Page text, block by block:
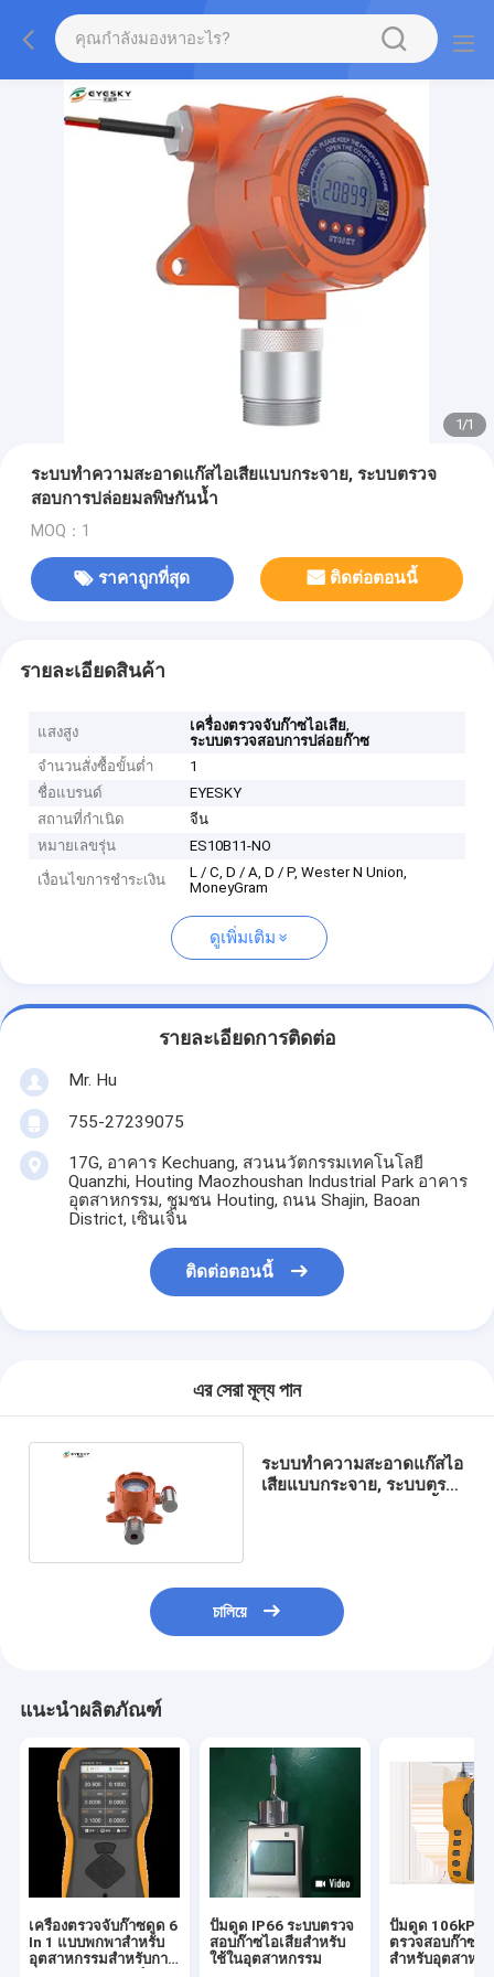
1/1
ระบบทำความสะอาดแก๊สไอเสียแบบกระจาย, ระบบตรวจ
สอบการปล่อยมลพิษกันน้ำ
MOQ：1
ราคาถูกที่สุด ติดต่อตอนนี้
รายละเอียดสินค้า
แสงสูง เครื่องตรวจจับก๊าซไอเสีย,
ระบบตรวจสอบการปล่อยก๊าซ
จำนวนสั่งซื้อขั้นต่ำ
1
ชื่อแบรนด์
EYESKY
สถานที่กำเนิด
จีน
หมายเลขรุ่น
ES10B11-NO
เงื่อนไขการชำระเงิน
L / C, D / A, D / P, Wester N Union,
MoneyGram
ดูเพิ่มเติม
รายละเอียดการติดต่อ
Mr. Hu
755-27239075
17G, อาคาร Kechuang, สวนนวัตกรรมเทคโนโลยี
Quanzhi, Houting Maozhoushan Industrial Park อาคาร
อุตสาหกรรม, ชุมชน Houting, ถนน Shajin, Baoan
District, เซินเจิ้น
ติดต่อตอนนี้
এর সেরা মূল্য পান
ระบบทำความสะอาดแก๊สไอ
เสียแบบกระจาย, ระบบตรวจ
চালিয়ে
แนะนำผลิตภัณฑ์
เครื่องตรวจจับก๊าซดูด 6
In 1 แบบพกพาสำหรับ
อุตสาหกรรมสำหรับการ
ปั๊มดูด IP66 ระบบตรวจ
สอบก๊าซไอเสียสำหรับ
ใช้ในอุตสาหกรรม
ปั๊มดูด 106kPa
ตรวจสอบก๊าซไอ
สำหรับอุตสาหก